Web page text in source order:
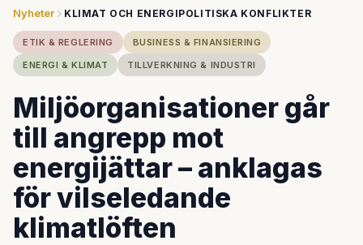
Nyheter KLIMAT OCH ENERGIPOLITISKA KONFLIKTER
ETIK & REGLERING
BUSINESS & FINANSIERING
ENERGI & KLIMAT
TILLVERKNING & INDUSTRI
Miljöorganisationer går
till angrepp mot
energijättar – anklagas
för vilseledande
klimatlöften